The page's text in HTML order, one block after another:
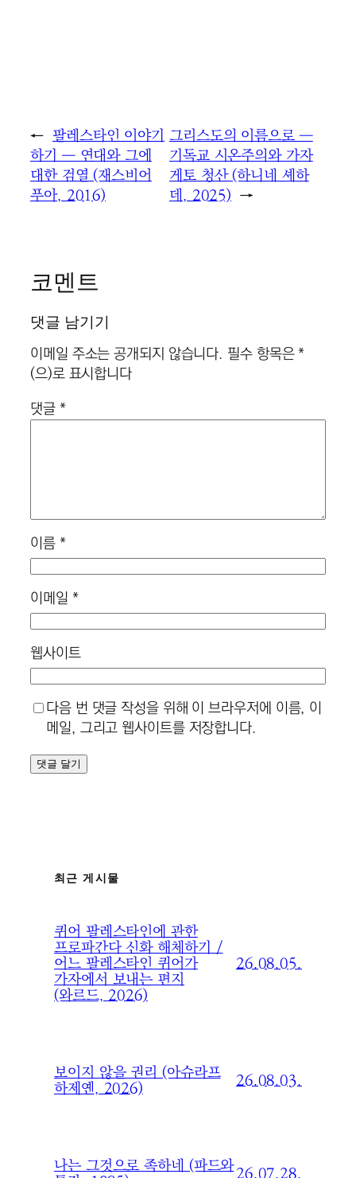
← 팔레스타인 이야기
하기 ― 연대와 그에
대한 검열 (재스비어
푸아, 2016)
그리스도의 이름으로 ―
기독교 시온주의와 가자
게토 청산 (하니네 셰하
데, 2025) →
코멘트
댓글 남기기
이메일 주소는 공개되지 않습니다. 필수 항목은*
(으)로 표시합니다
댓글 *
이름 *
이메일 *
웹사이트
다음 번 댓글 작성을 위해 이 브라우저에 이름, 이
메일, 그리고 웹사이트를 저장합니다.
최근 게시물
퀴어 팔레스타인에 관한
프로파간다 신화 해체하기 /
어느 팔레스타인 퀴어가
가자에서 보내는 편지
(와르드, 2026)
26.08.05.
보이지 않을 권리 (아슈라프
하제옌, 2026) 26.08.03.
나는 그것으로 족하네 (파드와